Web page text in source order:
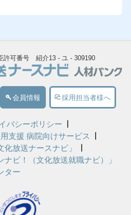
許可番号 紹介13 - ユ - 309190
会員情報 採用担当者様へ
バシーポリシー
支援 病院向けサービス
放送ナースナビ」
ビ！（文化放送就職ナビ）」
ター